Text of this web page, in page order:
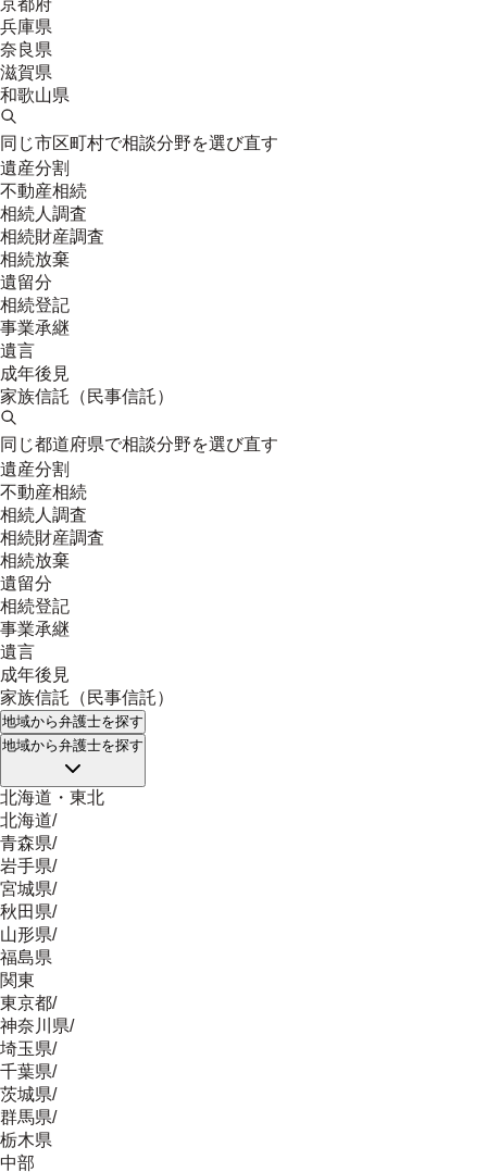
京都府
兵庫県
奈良県
滋賀県
和歌山県
同じ市区町村で相談分野を選び直す
遺産分割
不動産相続
相続人調査
相続財産調査
相続放棄
遺留分
相続登記
事業承継
遺言
成年後見
家族信託（民事信託）
同じ都道府県で相談分野を選び直す
遺産分割
不動産相続
相続人調査
相続財産調査
相続放棄
遺留分
相続登記
事業承継
遺言
成年後見
家族信託（民事信託）
地域から弁護士を探す
地域から弁護士を探す
北海道・東北
北海道/
青森県/
岩手県/
宮城県/
秋田県/
山形県/
福島県
関東
東京都/
神奈川県/
埼玉県/
千葉県/
茨城県/
群馬県/
栃木県
中部